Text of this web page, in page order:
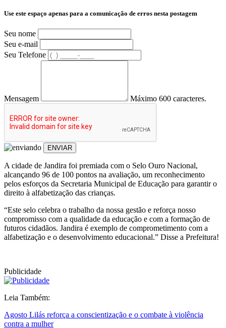
Use este espaço apenas para a comunicação de erros nesta postagem
Seu nome
Seu e-mail
Seu Telefone
Mensagem Máximo 600 caracteres.
ENVIAR
A cidade de Jandira foi premiada com o Selo Ouro Nacional,
alcançando 96 de 100 pontos na avaliação, um reconhecimento
pelos esforços da Secretaria Municipal de Educação para garantir o
direito à alfabetização das crianças.
“Este selo celebra o trabalho da nossa gestão e reforça nosso
compromisso com a qualidade da educação e com a formação de
futuros cidadãos. Jandira é exemplo de comprometimento com a
alfabetização e o desenvolvimento educacional.” Disse a Prefeitura!
Publicidade
Leia Também:
Agosto Lilás reforça a conscientização e o combate à violência
contra a mulher